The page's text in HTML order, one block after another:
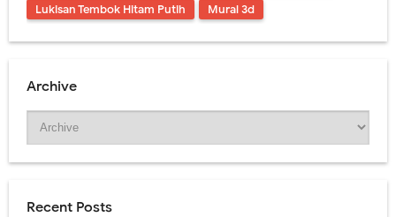
Lukisan Tembok Hitam Putih
Mural 3d
Archive
Recent Posts